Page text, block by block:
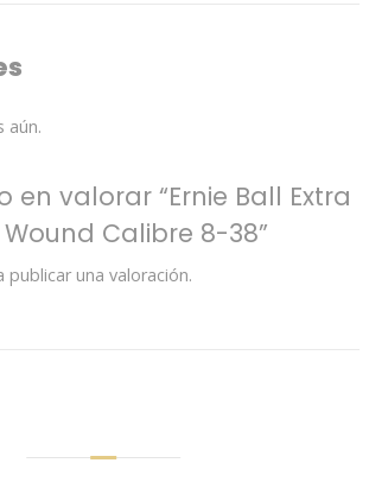
aún.
en valorar “Ernie Ball Extra
Wound Calibre 8-38”
publicar una valoración.